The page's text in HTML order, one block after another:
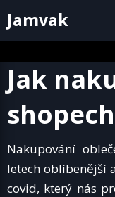
toJamvak
Jak
Nakupování
letech oblíbenější
covid, který nás